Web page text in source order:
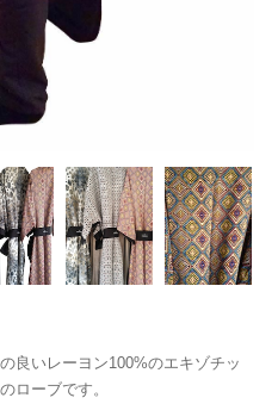
良いレーヨン100%のエキゾチッ
ローブです。